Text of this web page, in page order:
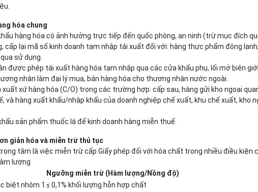
hóa chung
hàng hóa có ảnh hưởng trực tiếp đến quốc phòng, an ninh (trừ mục đích
cấp lại mã số kinh doanh tạm nhập tái xuất đối với: hàng thực phẩm đông
sử dụng.
được phép tái xuất hàng hóa tạm nhập qua các cửa khẩu phụ, lối mở biên giới.
nhân làm đại lý mua, bán hàng hóa cho thương nhân nước ngoài.
xuất xứ hàng hóa (C/O) trong các trường hợp: cấp sau, hàng gửi kho ngoại
và hàng xuất khẩu/nhập khẩu của doanh nghiệp chế xuất, khu chế xuất, kho
sản phẩm thuốc lá để kinh doanh hàng miễn thuế.
giản hóa và miễn trừ thủ tục
tâm là việc miễn trừ cấp Giấy phép đối với hóa chất trong nhiều điều kiện
lượng
Ngưỡng miễn trừ (Hàm lượng/Nồng độ)
biệt nhóm 1 ≤ 0,1% khối lượng hỗn hợp chất